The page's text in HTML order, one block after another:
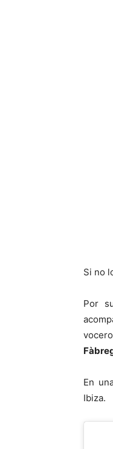
Si no
Por
En
Ibiza.